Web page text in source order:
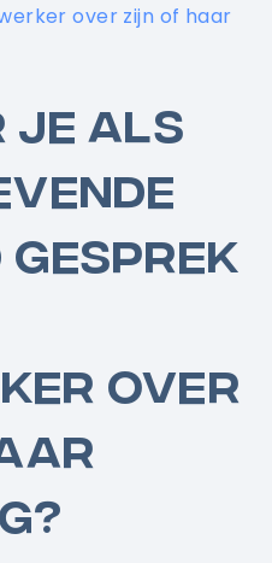
over zijn of haar
JE ALS
GESPREK
OVER